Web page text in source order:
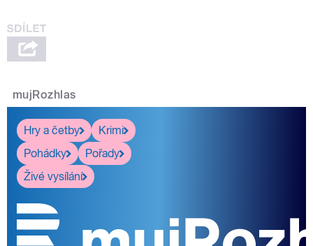
mujRozhlas
Hry a četby
Krimi
Pohádky
Pořady
Živé vysílání